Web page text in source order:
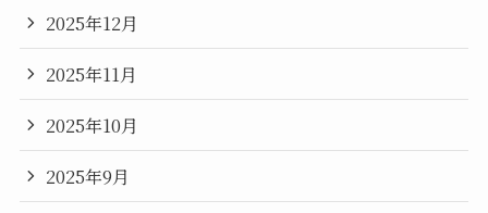
2025年12月
2025年11月
2025年10月
2025年9月